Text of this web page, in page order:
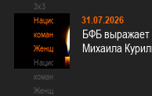
3х3
Национальная
команда.
Женщины
Национальная
команда.
Женщины
31.07.2026
БФБ выражает
Михаила